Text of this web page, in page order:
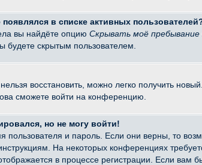
в списке активных
вы найдёте опцию Скрывать моё пребывание
будете скрытым пользователем.
восстановить, можно легко получить
сможете войти на конференцию.
но не могу войти!
пользователя и пароль. Если они верны, то
На некоторых конференциях
в процессе регистрации. Если